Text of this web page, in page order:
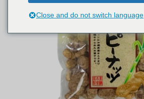
Close and do not switch language